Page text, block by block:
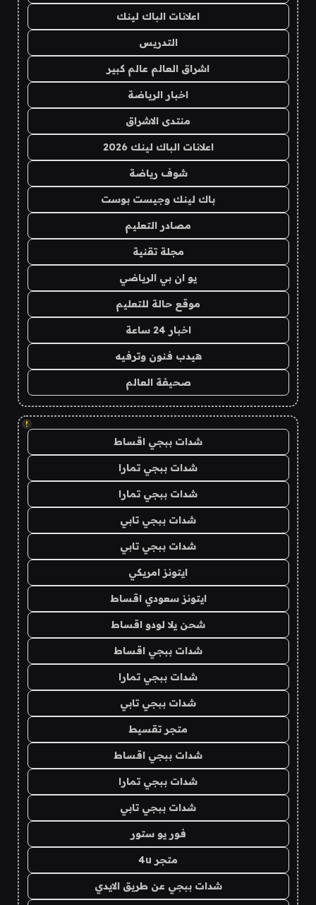
اعلانات الباك لينك
التدريس
اشراق العالم عالم كبير
اخبار الرياضة
منتدى الاشراق
اعلانات الباك لينك 2026
شوف رياضة
باك لينك وجيست بوست
مصادر التعليم
مجلة تقنية
يو ان بي الرياضي
موقع حالة للتعليم
اخبار 24 ساعة
هيدب فنون وترفيه
صحيفة العالم
!
شدات ببجي اقساط
شدات ببجي تمارا
شدات ببجي تمارا
شدات ببجي تابي
شدات ببجي تابي
ايتونز امريكي
ايتونز سعودي اقساط
شحن يلا لودو اقساط
شدات ببجي اقساط
شدات ببجي تمارا
شدات ببجي تابي
متجر تقسيط
شدات ببجي اقساط
شدات ببجي تمارا
شدات ببجي تابي
فور يو ستور
متجر 4u
شدات ببجي عن طريق الايدي